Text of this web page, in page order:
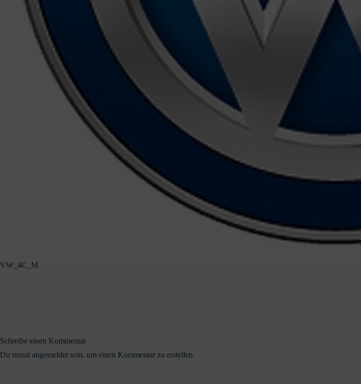
VW_4C_M
Schreibe einen Kommentar
Du musst angemeldet sein, um einen Kommentar zu erstellen.